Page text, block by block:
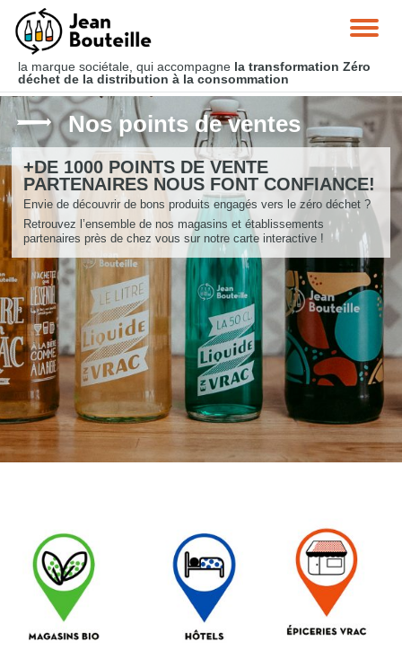
la marque sociétale, qui accompagne la transformation Zéro
déchetde la distribution à la consommation
Nos points de ventes
+DE 1000 POINTS DE VENTE
PARTENAIRES NOUS FONT CONFIANCE!
Envie de découvrir de bons produits engagés vers lezéro déchet ?
Retrouvez l’ensemble de nos magasins et établissements
partenaires près de chez vous sur notre carte interactive !